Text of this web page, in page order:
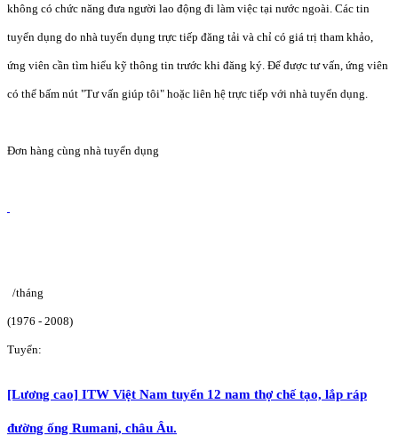
không có chức năng đưa người lao động đi làm việc tại nước ngoài. Các tin
tuyển dụng do nhà tuyển dụng trực tiếp đăng tải và chỉ có giá trị tham khảo,
ứng viên cần tìm hiểu kỹ thông tin trước khi đăng ký. Để được tư vấn, ứng viên
có thể bấm nút "Tư vấn giúp tôi" hoặc liên hệ trực tiếp với nhà tuyển dụng.
Đơn hàng cùng nhà tuyển dụng
/tháng
(1976 - 2008)
Tuyển:
[Lương cao] ITW Việt Nam tuyển 12 nam thợ chế tạo, lắp ráp
đường ống Rumani, châu Âu.